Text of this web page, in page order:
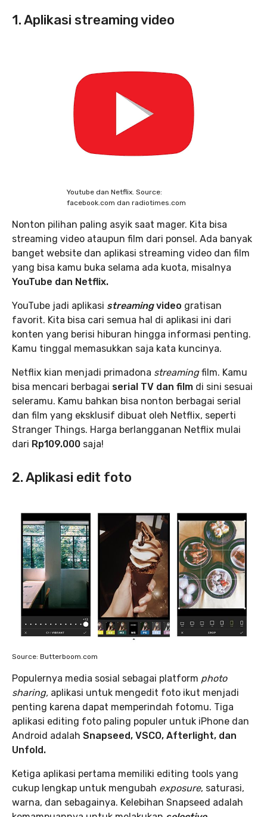
1. Aplikasi streaming video
Youtube dan Netflix. Source:
facebook.com dan radiotimes.com
Nonton pilihan paling asyik saat mager. Kita bisa
streaming video ataupun film dari ponsel. Ada banyak
banget website dan aplikasi streaming video dan film
yang bisa kamu buka selama ada kuota, misalnya
YouTube dan Netflix.
YouTube jadi aplikasi streaming video gratisan
favorit. Kita bisa cari semua hal di aplikasi ini dari
konten yang berisi hiburan hingga informasi penting.
Kamu tinggal memasukkan saja kata kuncinya.
Netflix kian menjadi primadona streamingfilm. Kamu
bisa mencari berbagai serial TV dan film di sini sesuai
seleramu. Kamu bahkan bisa nonton berbagai serial
dan film yang eksklusif dibuat oleh Netflix, seperti
Stranger Things. Harga berlangganan Netflix mulai
dari Rp109.000 saja!
2. Aplikasi edit foto
Source: Butterboom.com
Populernya media sosial sebagai platform photo
sharing, aplikasi untuk mengedit foto ikut menjadi
penting karena dapat memperindah fotomu. Tiga
aplikasi editing foto paling populer untuk iPhone dan
Android adalah Snapseed, VSCO, Afterlight, dan
Unfold.
Ketiga aplikasi pertama memiliki editing tools yang
cukup lengkap untuk mengubah exposure, saturasi,
warna, dan sebagainya. Kelebihan Snapseed adalah